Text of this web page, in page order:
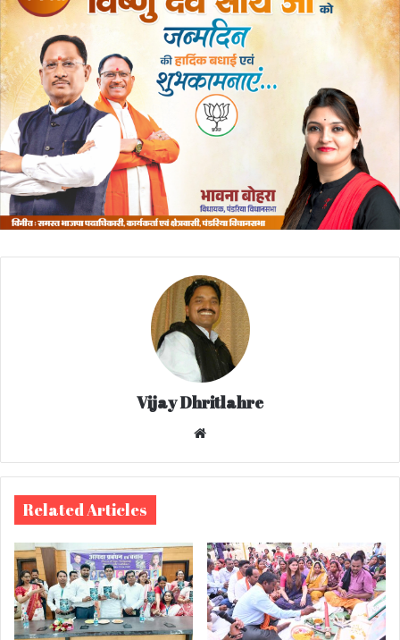
Vijay Dhritlahre
te
Related Articles